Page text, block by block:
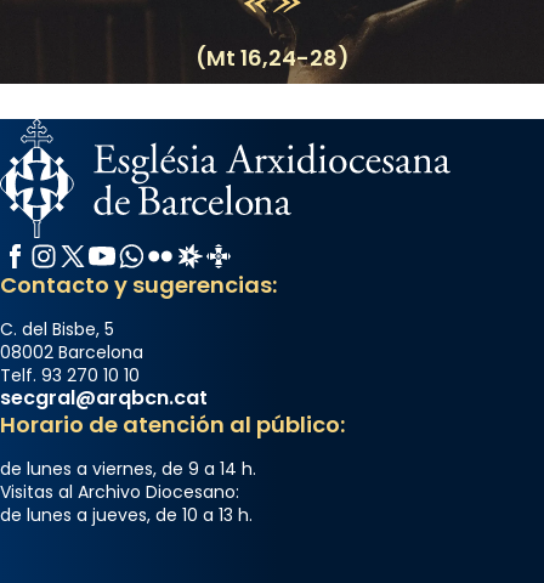
(Mt 16,24-28)
Facebook
Instagram
X / Twitter
YouTube
WhatsApp
FlickrRadio Estel
Catalunya Cristiana
Contacto y sugerencias:
C. del Bisbe, 5
08002 Barcelona
Telf. 93 270 10 10
secgral@arqbcn.cat
Horario de atención al público:
de lunes a viernes, de 9 a 14 h.
Visitas al Archivo Diocesano:
de lunes a jueves, de 10 a 13 h.